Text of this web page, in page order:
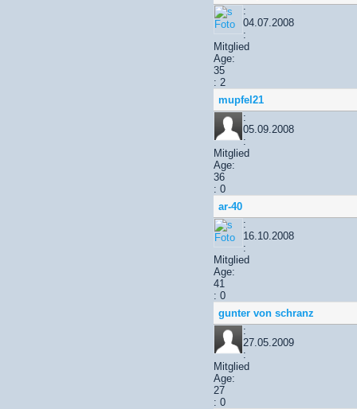
:
04.07.2008
:
Mitglied
Age:
35
: 2
mupfel21
:
05.09.2008
:
Mitglied
Age:
36
: 0
ar-40
:
16.10.2008
:
Mitglied
Age:
41
: 0
gunter von schranz
:
27.05.2009
:
Mitglied
Age:
27
: 0